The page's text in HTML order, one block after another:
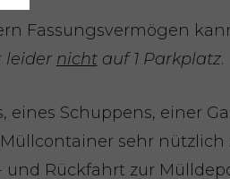
Fassungsvermögen
leider nichtauf 1 Parkplatz.
eines Schuppens, einer
sehr nützlich
Rückfahrt zur